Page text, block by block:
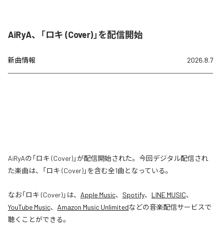
AiRyA、「ロキ (Cover)」を配信開始
新曲情報 2026.8.7
AiRyAの「ロキ (Cover)」が配信開始された。今回デジタル配信され
た楽曲は、「ロキ (Cover)」を含む全1曲となっている。
なお「ロキ (Cover)」は、 Apple Music、 Spotify、 LINE MUSIC、
YouTube Music、 Amazon Music Unlimitedなどの音楽配信サービスで
聴くことができる。